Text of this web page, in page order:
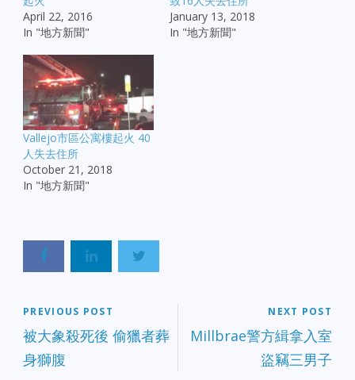
April 22, 2016
In "地方新聞"
January 13, 2018
In "地方新聞"
Vallejo市區公寓樓起火 40
人失去住所
October 21, 2018
In "地方新聞"
PREVIOUS POST
被大象殺死後 偷獵者葬
身獅腹
NEXT POST
Millbrae警方緝拿入室
盜竊三男子